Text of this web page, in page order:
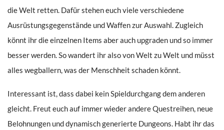
die Welt retten. Dafür stehen euch viele verschiedene
Ausrüstungsgegenstände und Waffen zur Auswahl. Zugleich
könnt ihr die einzelnen Items aber auch upgraden und so immer
besser werden. So wandert ihr also von Welt zu Welt und müsst
alles wegballern, was der Menschheit schaden könnt.
Interessant ist, dass dabei kein Spieldurchgang dem anderen
gleicht. Freut euch auf immer wieder andere Questreihen, neue
Belohnungen und dynamisch generierte Dungeons. Habt ihr das